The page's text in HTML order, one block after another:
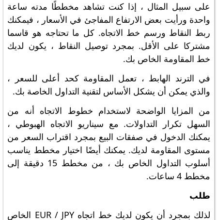
على سبيل المثال ، إذا كنت تشاهد مخططًا مدته ساعة
واحدة ورأيت بعض الارتفاع المفاجئ في الأسعار ، فيمكنك
ربط النقاط ورسم خط الاتجاه. كل ما تحتاجه هو قاسما
مشتركا على الأقل. بمجرد توصيل النقاط ، يكون لديك
خط المقاومة الخاص بك.
في الترند الهابط ، تعمل المقاومة كحد أعلى للسعر ،
والذي يمكن أن يشكل الأساس لتقنية التداول الخاصة بك.
من المزايا الواضحة لاستخدام خطوط الاتجاه أنه من
السهل تكرار التداولات. مع سيناريو الاتجاه الهبوطي ،
يمكنك الدخول في صفقات البيع بمجرد اقتراب السعر من
مستوى المقاومة لديك. يمكنك أيضًا اختيار مخطط يناسب
أسلوب التداول الخاص بك ، من مخطط 15 دقيقة إلى
مخطط 4 ساعات.
طلب
لذلك بمجرد أن يكون لديك خط اتجاه EUR / JPY الخاص